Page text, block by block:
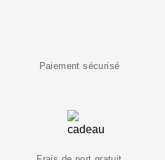
Paiement sécurisé